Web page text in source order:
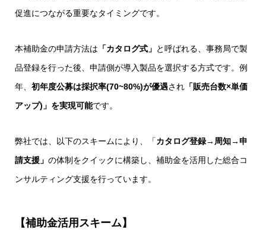
促進につながる重要なタイミングです。
本補助金の申請方法は 「カタログ式」 と呼ばれる、事務局で製
品登録を行った後、申請側が導入製品を選択する方式です。例
年、 初年度公募は採択率(70~80%)が優遇され 「販売台数×単価
アップ)」を実現可能です。
弊社では、以下のスキームにより、「カタログ登録→周知→申
請支援」 の体制をクイックに構築し、補助金を活用した総合コ
ンサルティング支援を行っています。
【補助金活用スキーム】